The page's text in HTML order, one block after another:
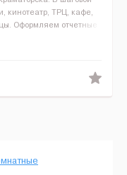
кинотеатр, ТРЦ, кафе,
Оформляем отчетные
В...